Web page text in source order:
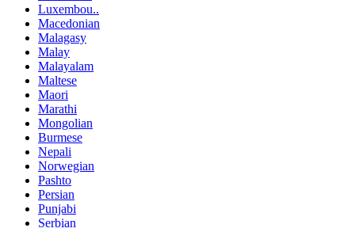
Luxembou..
Macedonian
Malagasy
Malay
Malayalam
Maltese
Maori
Marathi
Mongolian
Burmese
Nepali
Norwegian
Pashto
Persian
Punjabi
Serbian